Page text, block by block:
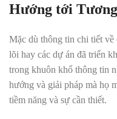
Hướng tới
Mặc dù thông tin chi tiết về
lõi hay các dự án đã triển
trong khuôn khổ thông tin
hướng và giải pháp mà họ
tiềm năng và sự cần thiết.